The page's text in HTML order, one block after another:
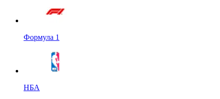
Формула 1
НБА